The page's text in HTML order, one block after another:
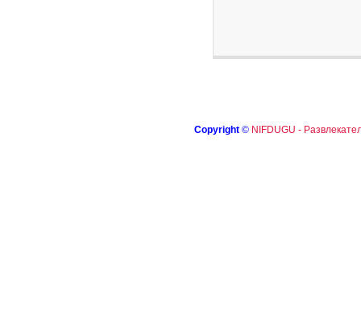
Copyright © NIFDUGU -